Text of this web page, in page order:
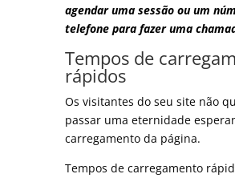
agendar uma sessão ou um
telefone para fazer uma
Tempos de
rápidos
Os visitantes do seu site não
passar uma eternidade
carregamento da página.
Tempos de carregamento